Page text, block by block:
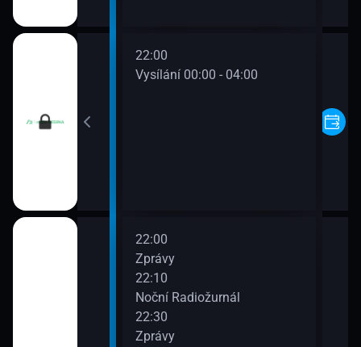
22:00
Vysílání 00:00 - 04:00
22:00
Zprávy
22:10
Noční Radiožurnál
22:30
Zprávy